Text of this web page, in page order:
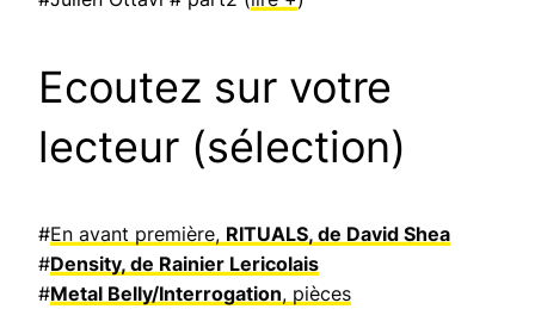
Ecoutez sur votre
lecteur (sélection)
#En avant première, RITUALS, de David Shea
#Density, de Rainier Lericolais
#Metal Belly/Interrogation, pièces